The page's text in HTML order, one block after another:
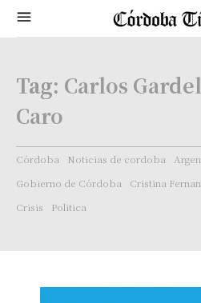
Tag: Carlos
Caro
Córdoba Noticias de cordoba
Gobierno de Córdoba
Cristina
Crisis
Politica